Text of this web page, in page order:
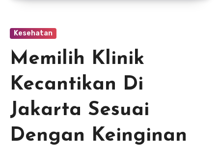
Kesehatan
Memilih Klinik
Kecantikan Di
Jakarta Sesuai
Dengan Keinginan